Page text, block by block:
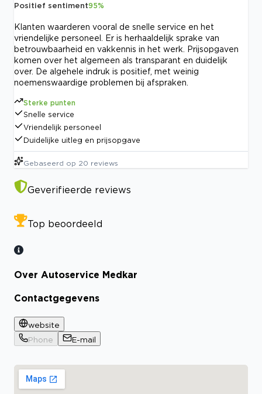
Positief sentiment95%
Klanten waarderen vooral de snelle service en het
vriendelijke personeel. Er is herhaaldelijk sprake van
betrouwbaarheid en vakkennis in het werk. Prijsopgaven
komen over het algemeen als transparant en duidelijk
over. De algehele indruk is positief, met weinig
noemenswaardige problemen bij afspraken.
Sterke punten
Snelle service
Vriendelijk personeel
Duidelijke uitleg en prijsopgave
Gebaseerd op 20 reviews
Geverifieerde reviews
Top beoordeeld
Over Autoservice Medkar
Contactgegevens
website
Phone
E-mail